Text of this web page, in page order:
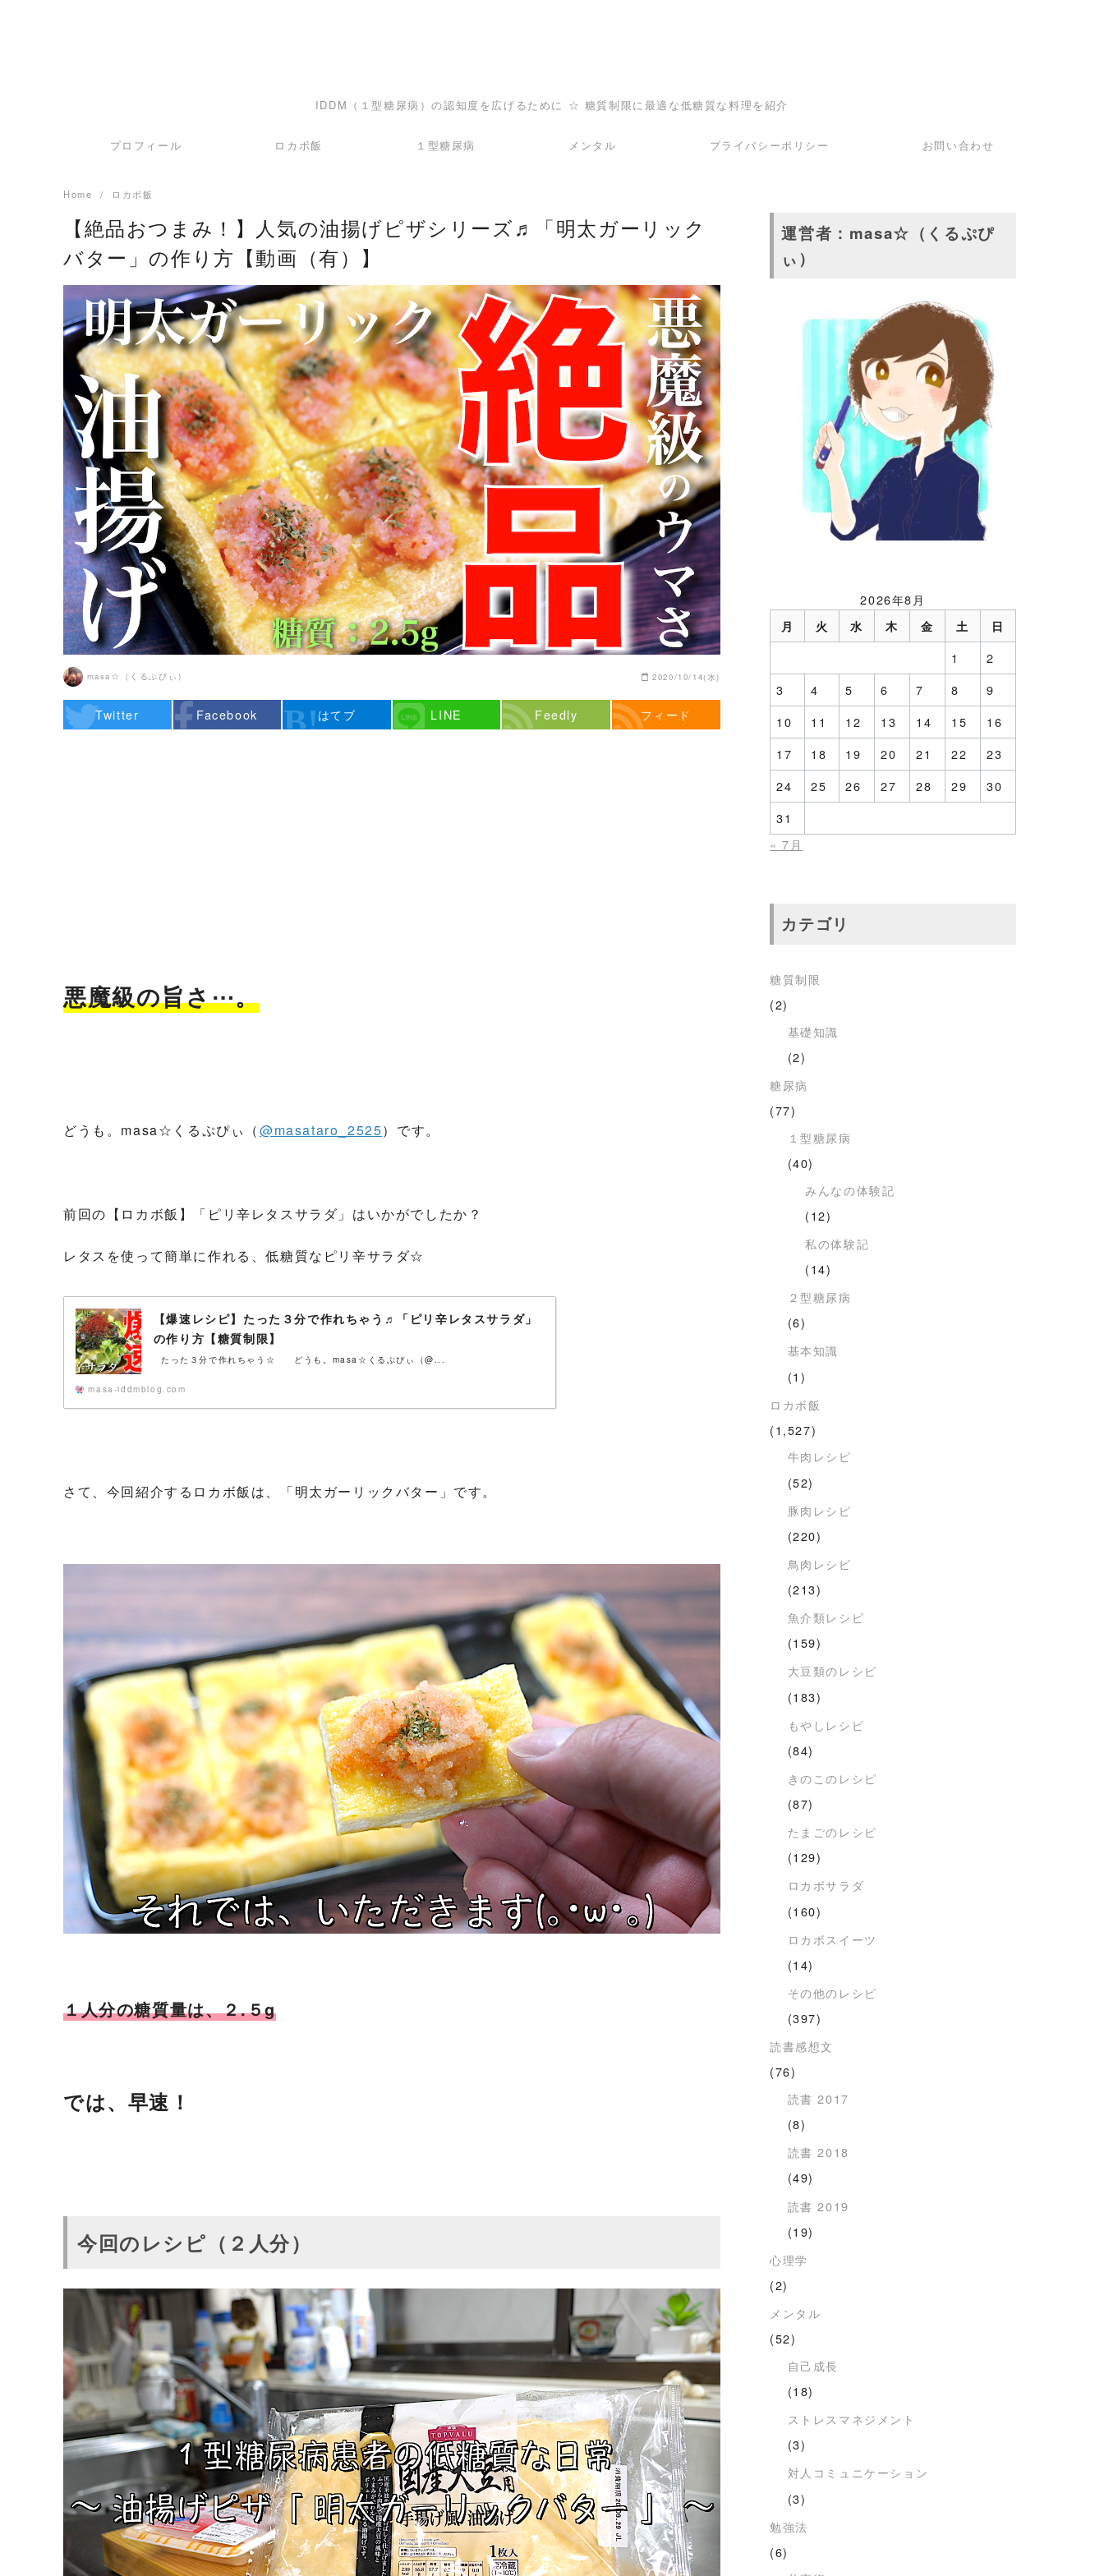
IDDM（１型糖尿病）の認知度を広げるために ☆ 糖質制限に最適な低糖質な料理を紹介
プロフィール ロカボ飯 １型糖尿病 メンタル プライバシーポリシー お問い合わせ
Home ロカボ飯
【絶品おつまみ！】人気の油揚げピザシリーズ♬「明太ガーリック
バター」の作り方【動画（有）】
masa☆（くるぷぴぃ） 2020/10/14(水)
Twitter Facebook はてブ LINE Feedly フィード
悪魔級の旨さ⋯。
どうも。masa☆くるぷぴぃ（@masataro_2525）です。
前回の【ロカボ飯】「ピリ辛レタスサラダ」はいかがでしたか？
レタスを使って簡単に作れる、低糖質なピリ辛サラダ☆
【爆速レシピ】たった３分で作れちゃう♬「ピリ辛レタスサラダ」
の作り方【糖質制限】
たった３分で作れちゃう☆ どうも。masa☆くるぷぴぃ（@...
masa-iddmblog.com
さて、今回紹介するロカボ飯は、「明太ガーリックバター」です。
１人分の糖質量は、２.５g
では、早速！
今回のレシピ（２人分）
運営者：masa☆（くるぷぴ
ぃ）
2026年8月
月 火 水 木 金 土 日
1
2
3
4 5 6 7 8
9
10
11 12 13 14 15
16
17
18 19 20 21 22
23
24
25 26 27 28 29
30
31
« 7月
カテゴリ
糖質制限
(2)
基礎知識
(2)
糖尿病
(77)
１型糖尿病
(40)
みんなの体験記
(12)
私の体験記
(14)
２型糖尿病
(6)
基本知識
(1)
ロカボ飯
(1,527)
牛肉レシピ
(52)
豚肉レシピ
(220)
鳥肉レシピ
(213)
魚介類レシピ
(159)
大豆類のレシピ
(183)
もやしレシピ
(84)
きのこのレシピ
(87)
たまごのレシピ
(129)
ロカボサラダ
(160)
ロカボスイーツ
(14)
その他のレシピ
(397)
読書感想文
(76)
読書 2017
(8)
読書 2018
(49)
読書 2019
(19)
心理学
(2)
メンタル
(52)
自己成長
(18)
ストレスマネジメント
(3)
対人コミュニケーション
(3)
勉強法
(6)